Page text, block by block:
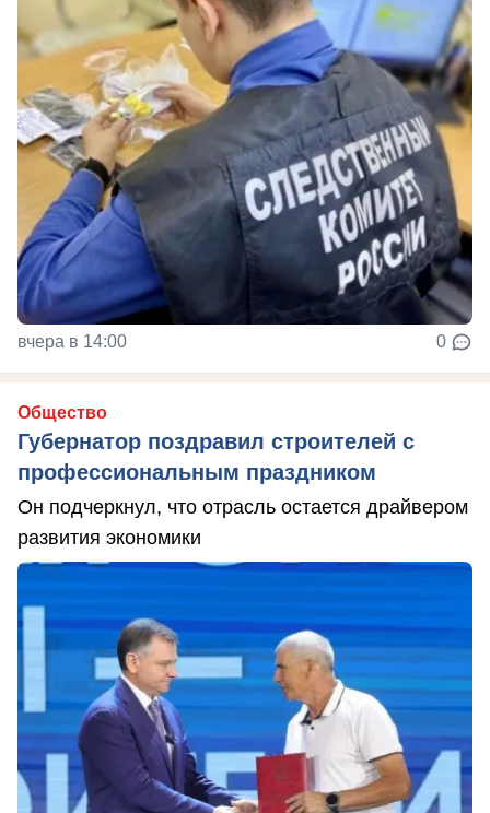
вчера в 14:00 0
Общество
Губернатор поздравил строителей с
профессиональным праздником
Он подчеркнул, что отрасль остается драйвером
развития экономики